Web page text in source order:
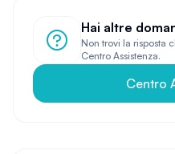
Hai altre
Non trovi la risposta
Centro Assistenza.
Centro